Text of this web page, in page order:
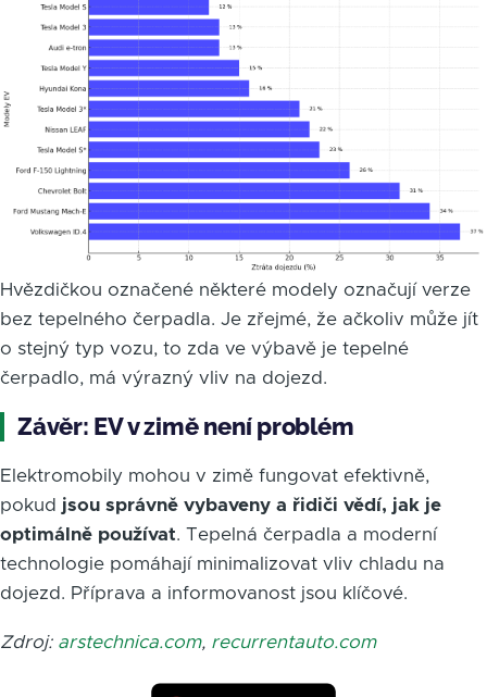
Hvězdičkou označené některé modely označují verze
bez tepelného čerpadla. Je zřejmé, že ačkoliv může jít
o stejný typ vozu, to zda ve výbavě je tepelné
čerpadlo, má výrazný vliv na dojezd.
Závěr: EV v zimě není problém
Elektromobily mohou v zimě fungovat efektivně,
pokud jsou správně vybaveny a řidiči vědí, jak je
optimálně používat. Tepelná čerpadla a moderní
technologie pomáhají minimalizovat vliv chladu na
dojezd. Příprava a informovanost jsou klíčové.
Zdroj: arstechnica.com, recurrentauto.com